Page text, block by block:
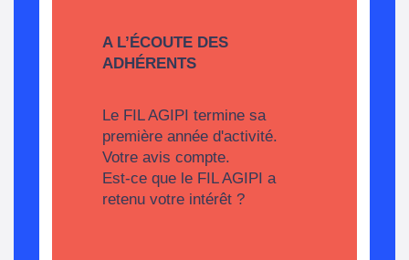
A L’ÉCOUTE DES
ADHÉRENTS
Le FIL AGIPI termine sa
première année d'activité.
Votre avis compte.
Est-ce que le FIL AGIPI a
retenu votre intérêt ?